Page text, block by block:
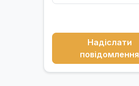
Надіслати
повідомлення